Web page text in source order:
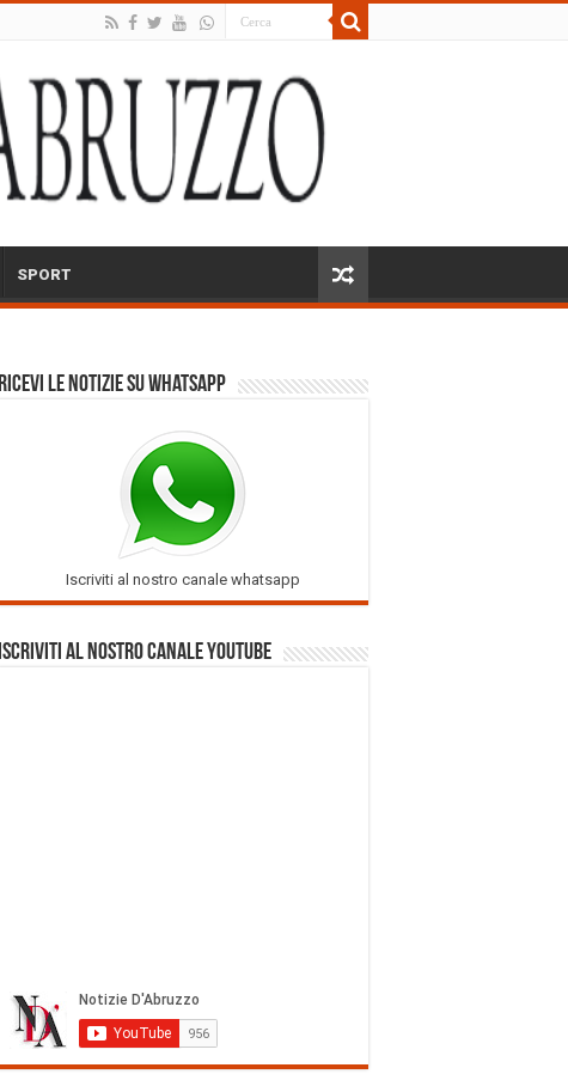
SPORT
Ricevi le notizie su Whatsapp
Iscriviti al nostro canale whatsapp
Iscriviti al nostro Canale Youtube